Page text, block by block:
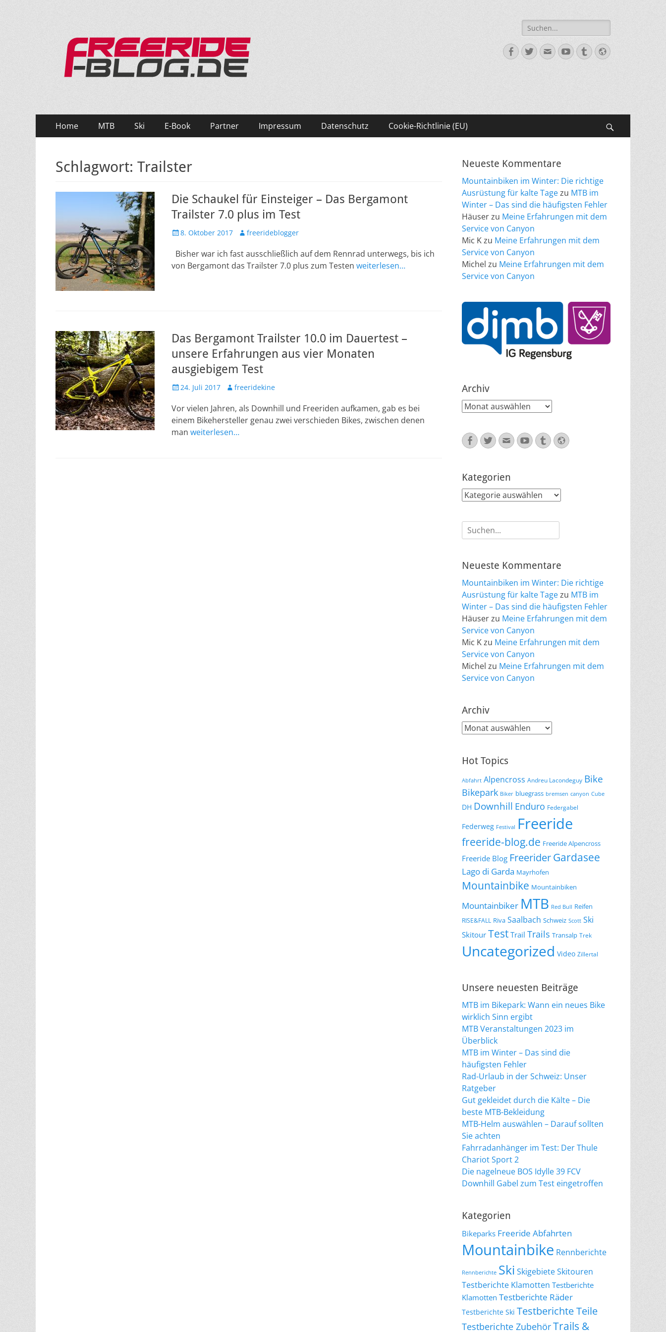
Suche
nach:
Facebook
Twitter
E-
Mail
YouTube
TumblrWebsite
Primäres
Menü
Inhalt
Home MTB Ski E-Book Partner Impressum Datenschutz Cookie-Richtlinie (EU)
Schlagwort: Trailster
Die Schaukel für Einsteiger – Das Bergamont
Trailster 7.0 plus im Test
Veröffentlicht
8. Oktober 2017 Autorfreerideblogger
Bisher war ich fast ausschließlich auf dem Rennrad unterwegs, bis ich
von Bergamont das Trailster 7.0 plus zum Testen weiterlesen…
Das Bergamont Trailster 10.0 im Dauertest –
unsere Erfahrungen aus vier Monaten
ausgiebigem Test
Veröffentlicht
24. Juli 2017 Autorfreeridekine
Vor vielen Jahren, als Downhill und Freeriden aufkamen, gab es bei
einem Bikehersteller genau zwei verschieden Bikes, zwischen denen
man weiterlesen…
Neueste Kommentare
Mountainbiken im Winter: Die richtige
Ausrüstung für kalte Tagezu MTB im
Winter – Das sind die häufigsten Fehler
Häuserzu Meine Erfahrungen mit dem
Service von Canyon
Mic Kzu Meine Erfahrungen mit dem
Service von Canyon
Michel zu Meine Erfahrungen mit dem
Service von Canyon
Archiv
Archiv
Facebook
Twitter
E-
Mail
YouTube
TumblrWebsite
Kategorien
Kategorien
Suche
nach:
Neueste Kommentare
Mountainbiken im Winter: Die richtige
Ausrüstung für kalte Tagezu MTB im
Winter – Das sind die häufigsten Fehler
Häuserzu Meine Erfahrungen mit dem
Service von Canyon
Mic Kzu Meine Erfahrungen mit dem
Service von Canyon
Michel zu Meine Erfahrungen mit dem
Service von Canyon
Archiv
Archiv
Hot Topics
Abfahrt Alpencross Andreu Lacondeguy Bike
Bikepark Biker bluegrass bremsen canyon Cube
DH Downhill Enduro Federgabel
Federweg Festival Freeride
freeride-blog.de Freeride Alpencross
Freeride Blog FreeriderGardasee
Lago di Garda Mayrhofen
Mountainbike Mountainbiken
Mountainbiker MTB Red Bull Reifen
RISE&FALL Riva Saalbach Schweiz Scott Ski
Skitour Test Trail Trails Transalp Trek
Uncategorized Video Zillertal
Unsere neuesten Beiträge
MTB im Bikepark: Wann ein neues Bike
wirklich Sinn ergibt
MTB Veranstaltungen 2023 im
Überblick
MTB im Winter – Das sind die
häufigsten Fehler
Rad-Urlaub in der Schweiz: Unser
Ratgeber
Gut gekleidet durch die Kälte – Die
beste MTB-Bekleidung
MTB-Helm auswählen – Darauf sollten
Sie achten
Fahrradanhänger im Test: Der Thule
Chariot Sport 2
Die nagelneue BOS Idylle 39 FCV
Downhill Gabel zum Test eingetroffen
Kategorien
Bikeparks Freeride Abfahrten
Mountainbike Rennberichte
Rennberichte Ski SkigebieteSkitouren
Testberichte Klamotten Testberichte
Klamotten Testberichte Räder
Testberichte Ski Testberichte Teile
Testberichte ZubehörTrails &